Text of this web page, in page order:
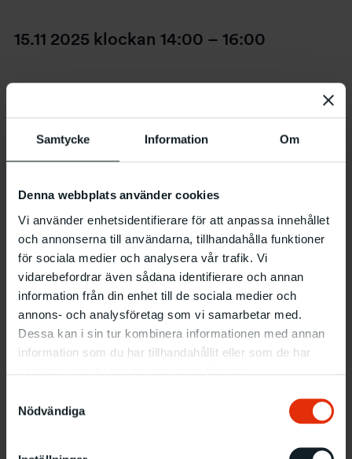
Samtycke Information Om
Denna webbplats använder cookies
Vi använder enhetsidentifierare för att anpassa innehållet
och annonserna till användarna, tillhandahålla funktioner
för sociala medier och analysera vår trafik. Vi
vidarebefordrar även sådana identifierare och annan
information från din enhet till de sociala medier och
annons- och analysföretag som vi samarbetar med.
Dessa kan i sin tur kombinera informationen med annan
information som du har tillhandahållit eller som de har
Nödvändiga
15.11 2025 klockan 14:00 – 16:00
författares dag för att påminna om situationen för
de författare som sitter fängslade. Det är en dag
Konsthall och Svenska PEN uppmärksammar dagen
med performance, poesi och samtal.
I samarbete med PEN Skåne bjuder konsthallen in till ”Det
fria ordet i tystnadens tid” i solidaritet med Fängslade
författares dag. Under eftermiddagen kommer
medlemmar från PEN Skåne att dela en text, dikt eller ett
visuellt verk av en fängslad författare, eller framföra ett
eget verk på temat ”fängelse”. Den visuella konstnären
Besökare är välkomna att skriva vykort med personliga
hälsningar till fängslade författare, för att visa att de inte är